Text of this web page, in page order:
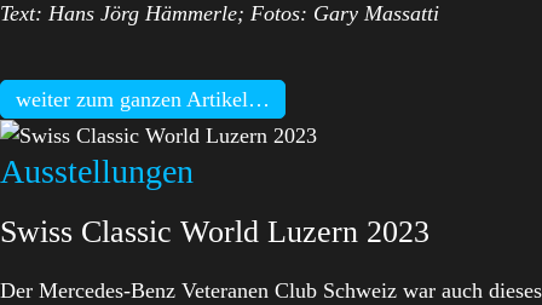
Text: Hans Jörg Hämmerle; Fotos: Gary Massatti
weiter zum ganzen Artikel…
Ausstellungen
Swiss Classic World Luzern 2023
Der Mercedes-Benz Veteranen Club Schweiz war auch dieses